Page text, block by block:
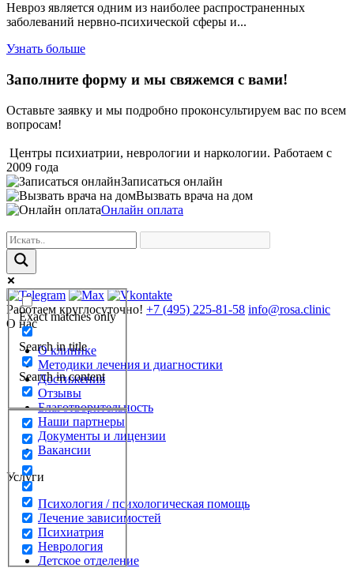
Невроз является одним из наиболее распространенных
заболеваний нервно-психической сферы и...
Узнать больше
Заполните форму и мы свяжемся с вами!
Оставьте заявку и мы подробно проконсультируем вас по всем
вопросам!
Центры психиатрии, неврологии и наркологии. Работаем с
2009 года
Записаться онлайн
Вызвать врача на дом
Онлайн оплата
Exact matches only
Search in title
Search in content
Работаем круглосуточно! +7 (495) 225-81-58 info@rosa.clinic
О нас
О клинике
Методики лечения и диагностики
Достижения
Отзывы
Благотворительность
Наши партнеры
Документы и лицензии
Вакансии
Услуги
Психология / психологическая помощь
Лечение зависимостей
Психиатрия
Неврология
Детское отделение